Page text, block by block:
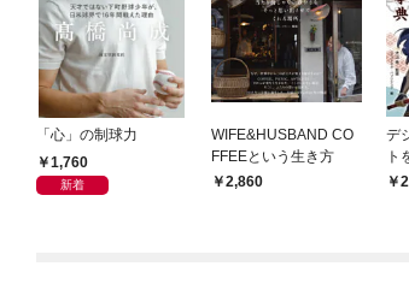
「心」の制球力
1,760
新着
WIFE&HUSBAND CO
FFEEという生き方
2,860
デ
ト
国